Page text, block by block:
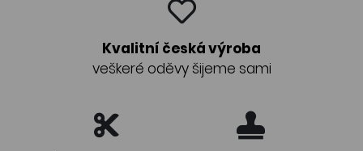
Kvalitní česká výroba
veškeré oděvy šijeme sami